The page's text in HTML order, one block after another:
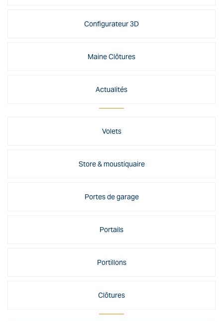
Configurateur 3D
Maine Clôtures
Actualités
Volets
Store & moustiquaire
Portes de garage
Portails
Portillons
Clôtures